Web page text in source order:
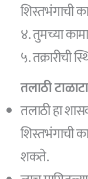
शिस्तभंगाची
४. तुमच्या
५. तक्रारीची
तलाठी
तलाठी हा
शिस्तभंगाची
शकते.